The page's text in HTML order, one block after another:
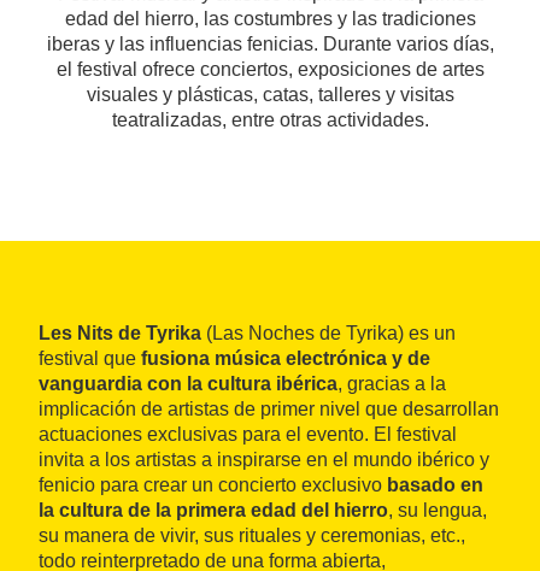
edad del hierro, las costumbres y las tradiciones
iberas y las influencias fenicias. Durante varios días,
el festival ofrece conciertos, exposiciones de artes
visuales y plásticas, catas, talleres y visitas
teatralizadas, entre otras actividades.
Les Nits de Tyrika (Las Noches de Tyrika) es un
festival que fusiona música electrónica y de
vanguardia con la cultura ibérica, gracias a la
implicación de artistas de primer nivel que desarrollan
actuaciones exclusivas para el evento. El festival
invita a los artistas a inspirarse en el mundo ibérico y
fenicio para crear un concierto exclusivo basado en
la cultura de la primera edad del hierro, su lengua,
su manera de vivir, sus rituales y ceremonias, etc.,
todo reinterpretado de una forma abierta,